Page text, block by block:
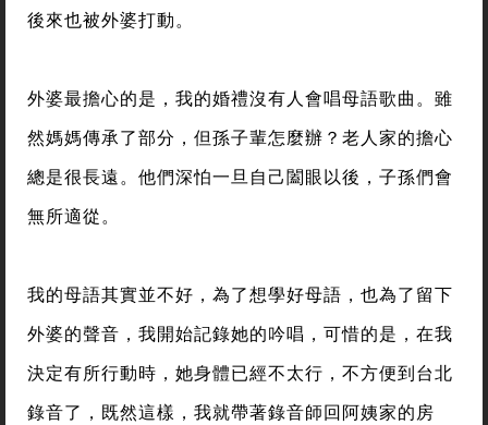
後來也被外婆打動。
外婆最擔心的是，我的婚禮沒有人會唱母語歌曲。雖
然媽媽傳承了部分，但孫子輩怎麼辦？老人家的擔心
總是很長遠。他們深怕一旦自己闔眼以後，子孫們會
無所適從。
我的母語其實並不好，為了想學好母語，也為了留下
外婆的聲音，我開始記錄她的吟唱，可惜的是，在我
決定有所行動時，她身體已經不太行，不方便到台北
錄音了，既然這樣，我就帶著錄音師回阿姨家的房